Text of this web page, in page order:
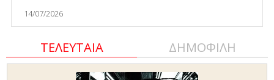
14/07/2026
ΤΕΛΕΥΤΑΙΑ ΔΗΜΟΦΙΛΗ